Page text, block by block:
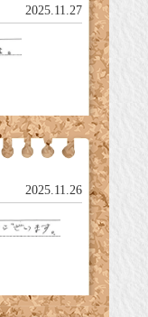
2025.11.27
2025.11.26